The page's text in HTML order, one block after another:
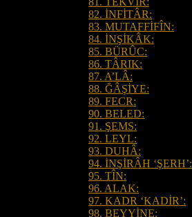
82. İNFİTÂR:
83. MUTAFFİFÎN:
84. İNŞİKÂK:
85. BÜRÛC:
86. TÂRIK:
87. A’LÂ:
88. ĞÂŞİYE:
89. FECR:
90. BELED:
91. ŞEMS:
92. LEYL:
93. DUHÂ:
94. İNŞİRÂH ‘ŞERH’:
95. TÎN:
96. ALAK:
97. KADR ‘KADİR’:
98. BEYYİNE: